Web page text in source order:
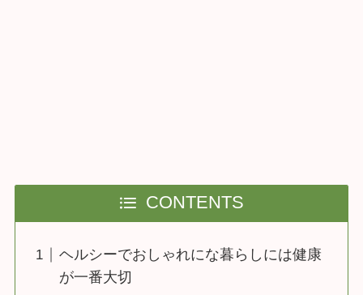
CONTENTS
ヘルシーでおしゃれにな暮らしには健康
が一番大切